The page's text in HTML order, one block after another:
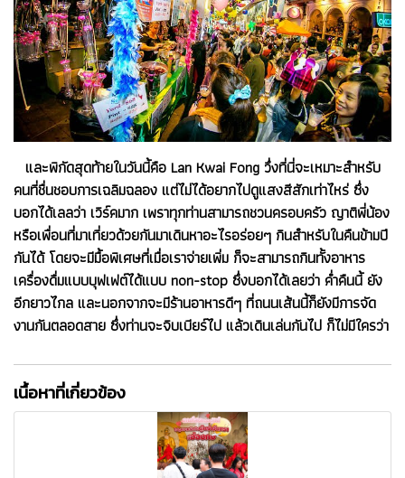
และพิกัดสุดท้ายในวันนี้คือ Lan Kwai Fong วึ่งที่นี่จะเหมาะสำหรับ
คนที่ชื่นชอบการเฉลิมฉลอง แต่ไม่ได้อยากไปดูแสงสีสักเท่าไหร่ ซึ่ง
บอกได้เลลว่า เวิร์คมาก เพราทุกท่านสามารถชวนครอบครัว ญาติพี่น้อง
หรือเพื่อนที่มาเที่ยวด้วยกันมาเดินหาอะไรอร่อยๆ กินสำหรับในคืนข้ามปี
กันได้ โดยจะมีมื้อพิเศษที่เมื่อเราจ่ายเพิ่ม ก็จะสามารถกินทั้งอาหาร
เครื่องดื่มแบบบุฟเฟต์ได้แบบ non-stop ซึ่งบอกได้เลยว่า ค่ำคืนนี้ ยัง
อีกยาวไกล และนอกจากจะมีร้านอาหารดีๆ ที่ถนนเส้นนี้ก็ยังมีการจัด
งานกันตลอดสาย ซึ่งท่านจะจิบเบียร์ไป แล้วเดินเล่นกันไป ก็ไม่มีใครว่า
เนื้อหาที่เกี่ยวข้อง